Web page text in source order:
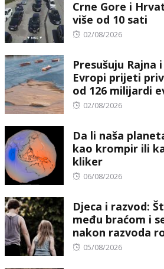
Crne Gore i
više od 10 sati
Posted
02/08/2026
Presušuju Rajna
Evropi prijeti
od 126 milijardi
Posted
02/08/2026
Da li naša
kao krompir ili
kliker
Posted
06/08/2026
Djeca i razvod:
među braćom i
nakon razvoda
Posted
05/08/2026